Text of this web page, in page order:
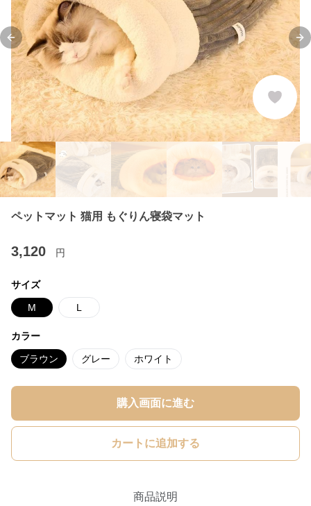
Previous slide
ペットマット 猫用 もぐりん寝袋マット
3,120 円
サイズ
M L
カラー
ブラウン グレー ホワイト
購入画面に進む
カートに追加する
商品説明